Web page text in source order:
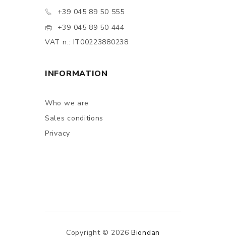
+39 045 89 50 555
+39 045 89 50 444
VAT n.: IT00223880238
INFORMATION
Who we are
Sales conditions
Privacy
Copyright © 2026 Biondan